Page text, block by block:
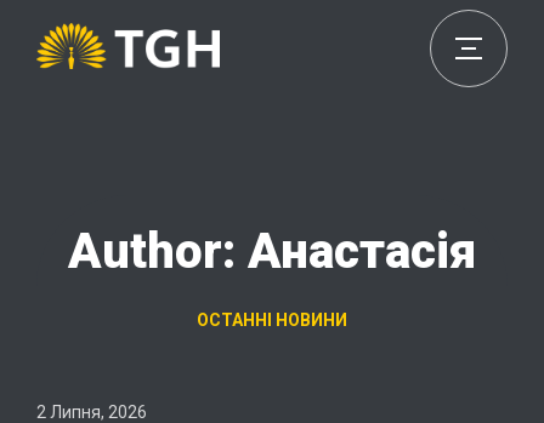
Author: Анастасія
ОСТАННІ НОВИНИ
2 Липня, 2026